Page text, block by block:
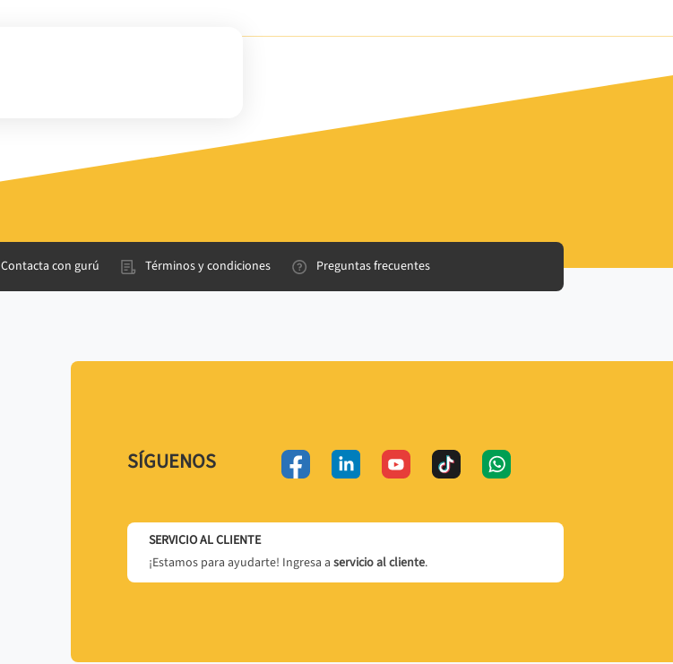
Contacta con gurú Términos y condiciones Preguntas frecuentes
SÍGUENOS
SERVICIO AL CLIENTE
¡Estamos para ayudarte! Ingresa a servicio al cliente.